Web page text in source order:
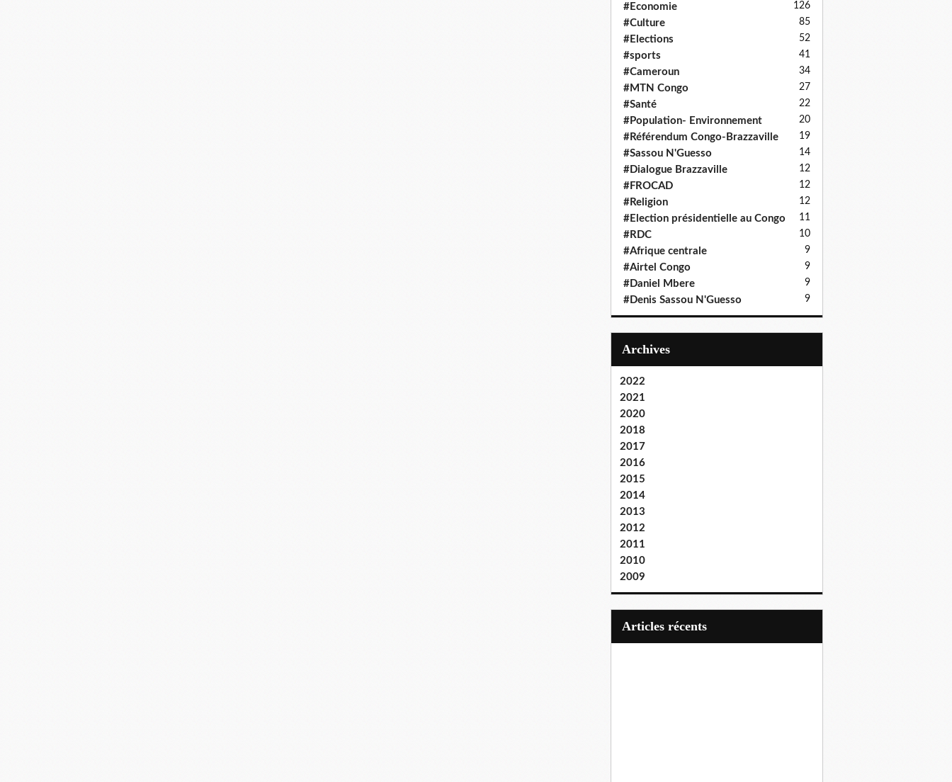
#Economie 126
#Culture 85
#Elections 52
#sports 41
#Cameroun 34
#MTN Congo 27
#Santé 22
#Population- Environnement 20
#Référendum Congo-Brazzaville 19
#Sassou N'Guesso 14
#Dialogue Brazzaville 12
#FROCAD 12
#Religion 12
#Election présidentielle au Congo 11
#RDC 10
#Afrique centrale 9
#Airtel Congo 9
#Daniel Mbere 9
#Denis Sassou N'Guesso 9
Archives
2022
2021
2020
2018
2017
2016
2015
2014
2013
2012
2011
2010
2009
articles récents